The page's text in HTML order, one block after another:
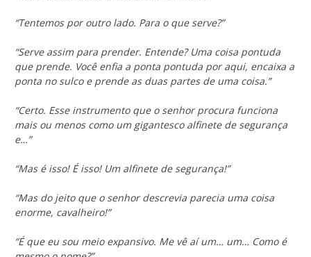
“Tentemos por outro lado. Para o que serve?”
“Serve assim para prender. Entende? Uma coisa pontuda
que prende. Você enfia a ponta pontuda por aqui, encaixa a
ponta no sulco e prende as duas partes de uma coisa.”
“Certo. Esse instrumento que o senhor procura funciona
mais ou menos como um gigantesco alfinete de segurança
e…”
“Mas é isso! É isso! Um alfinete de segurança!”
“Mas do jeito que o senhor descrevia parecia uma coisa
enorme, cavalheiro!”
“É que eu sou meio expansivo. Me vê aí um… um… Como é